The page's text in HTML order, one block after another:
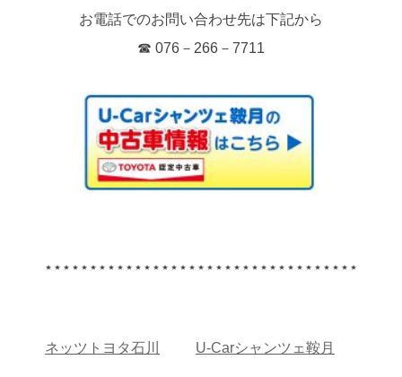
お電話でのお問い合わせ先は下記から
☎ 076－266－7711
⋆⋆⋆⋆⋆⋆⋆⋆⋆⋆⋆⋆⋆⋆⋆⋆⋆⋆⋆⋆⋆⋆⋆⋆⋆⋆⋆⋆⋆⋆⋆⋆⋆⋆⋆
ネッツトヨタ石川 U-Carシャンツェ鞍月